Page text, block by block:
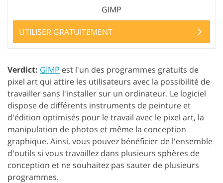
GIMP
UTILISER GRATUITEMENT
Verdict: GIMP est l'un des programmes gratuits de
pixel art qui attire les utilisateurs avec la possibilité de
travailler sans l'installer sur un ordinateur. Le logiciel
dispose de différents instruments de peinture et
d'édition optimisés pour le travail avec le pixel art, la
manipulation de photos et même la conception
graphique. Ainsi, vous pouvez bénéficier de l'ensemble
d'outils si vous travaillez dans plusieurs sphères de
conception et ne souhaitez pas sauter de plusieurs
programmes.